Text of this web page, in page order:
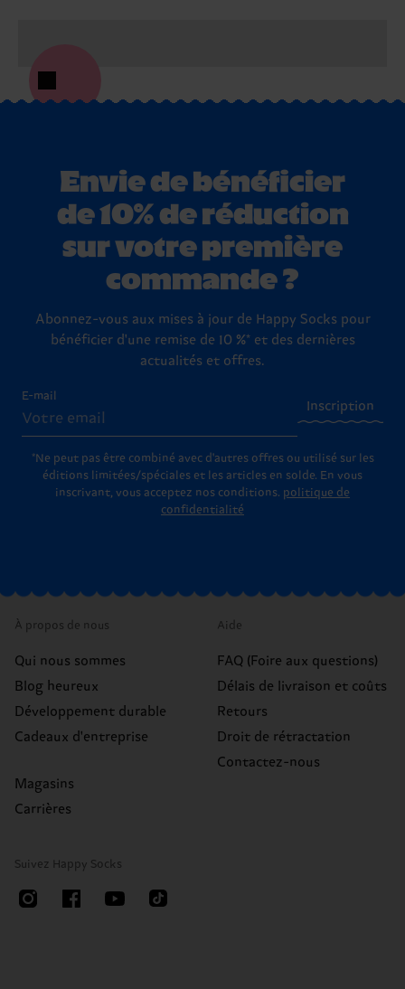
Envie de bénéficier
de 10% de réduction
sur votre première
commande ?
Abonnez-vous aux mises à jour de Happy Socks pour
bénéficier d'une remise de 10 %* et des dernières
actualités et offres.
E-mail
Inscription
*Ne peut pas être combiné avec d'autres offres ou utilisé sur les
éditions limitées/spéciales et les articles en solde. En vous
inscrivant, vous acceptez nos conditions. politique de
confidentialité
À propos de nous
Qui nous sommes
Blog heureux
Développement durable
Cadeaux d'entreprise
Magasins
Carrières
Aide
FAQ (Foire aux questions)
Délais de livraison et coûts
Retours
Droit de rétractation
Contactez-nous
Suivez Happy Socks